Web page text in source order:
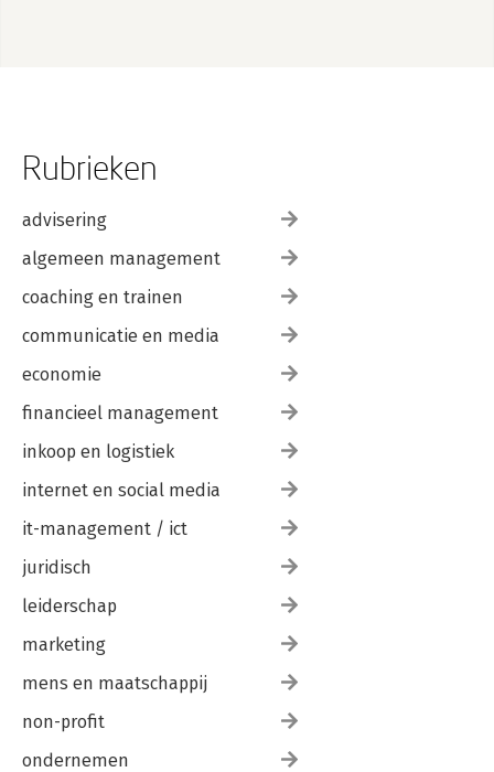
Rubrieken
advisering
algemeen management
coaching en trainen
communicatie en media
economie
financieel management
inkoop en logistiek
internet en social media
it-management / ict
juridisch
leiderschap
marketing
mens en maatschappij
non-profit
ondernemen